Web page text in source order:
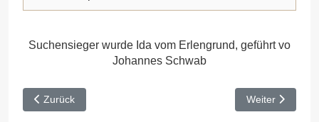
Suchensieger wurde Ida vom Erlengrund, geführt vo
Johannes Schwab
Vorheriger Beitrag: HZP Kulmbach 2012
Zurück Nächster
Weiter